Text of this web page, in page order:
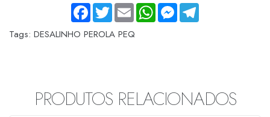
FACEBOOKTWITTEREMAIL WHATSAPPMESSENGER
TELEGRAM
Tags: DESALINHO PEROLA PEQ
PRODUTOS RELACIONADOS